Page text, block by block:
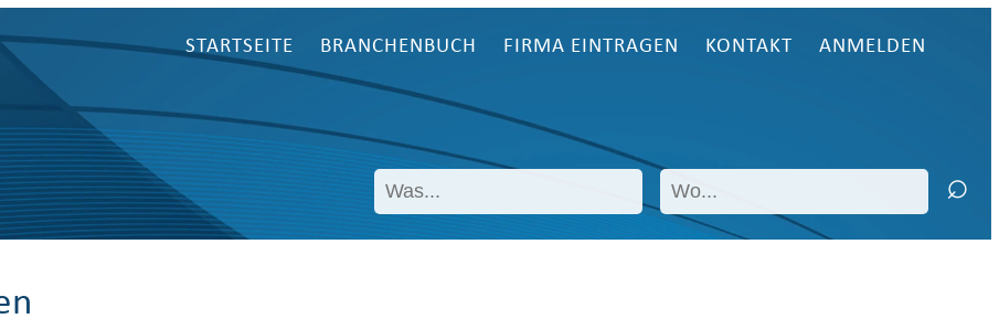
STARTSEITE BRANCHENBUCH FIRMA EINTRAGEN KONTAKT ANMELDEN